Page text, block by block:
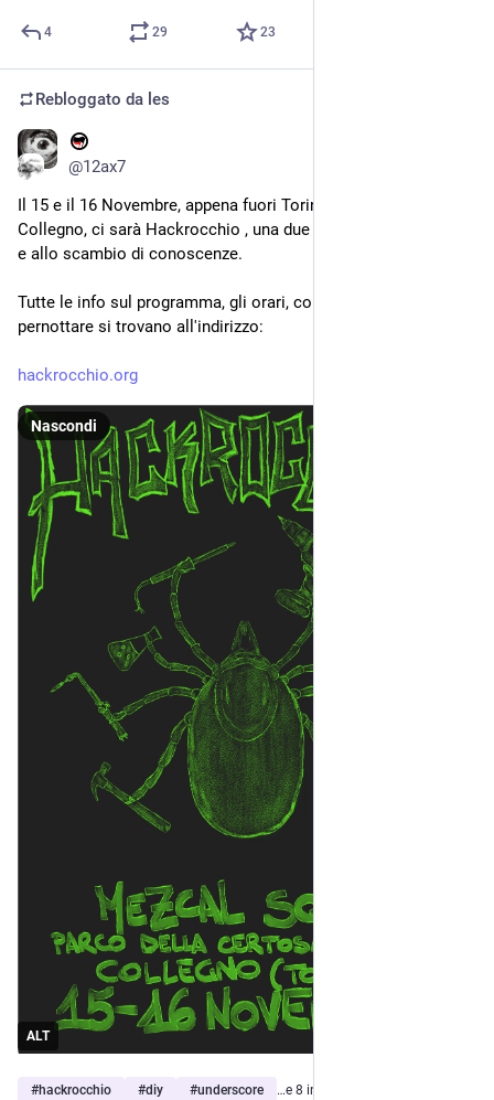
4 29 23
Rebloggato da les
@12ax7
Il 15 e il 16 Novembre, appena fuori Torino, al Mezcal Squat di
Collegno, ci sarà Hackrocchio , una due giorni dedicata al DIY
e allo scambio di conoscenze.
Tutte le info sul programma, gli orari, come arrivare e
pernottare si trovano all'indirizzo:
hackrocchio.org
ALT
Nascondi
#hackrocchio #diy #underscore …e 8 in più